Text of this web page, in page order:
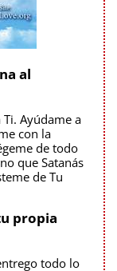
al
Ayúdame a
con la
de todo
que Satanás
de Tu
propia
todo lo